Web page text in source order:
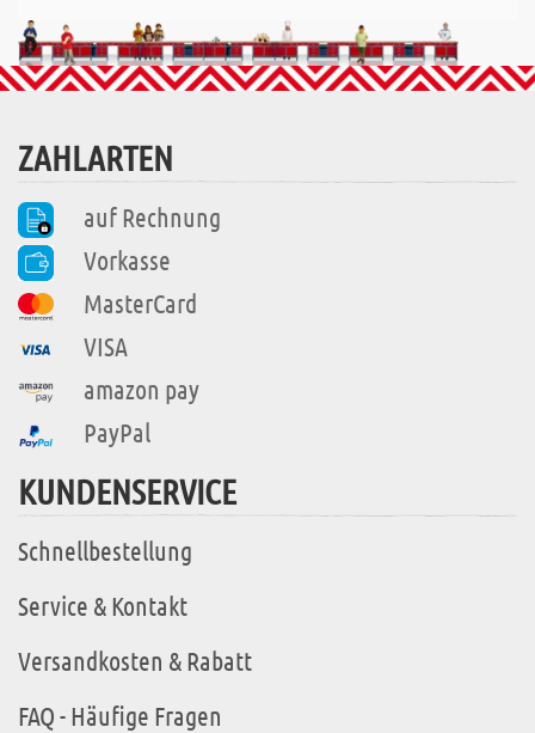
ZAHLARTEN
auf Rechnung
Vorkasse
MasterCard
VISA
amazon pay
PayPal
KUNDENSERVICE
Schnellbestellung
Service & Kontakt
Versandkosten & Rabatt
FAQ - Häufige Fragen